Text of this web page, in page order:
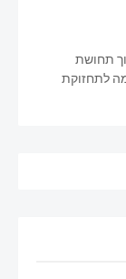
תחושת
לתחזוקת